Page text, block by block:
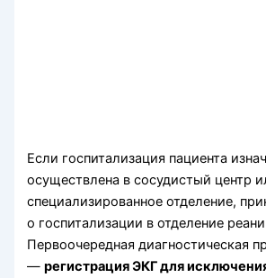
Если госпитализация пациента
осуществлена в сосудистый центр
специализированное отделение,
о госпитализации в отделение
Первоочередная диагностическая
—регистрация ЭКГ для